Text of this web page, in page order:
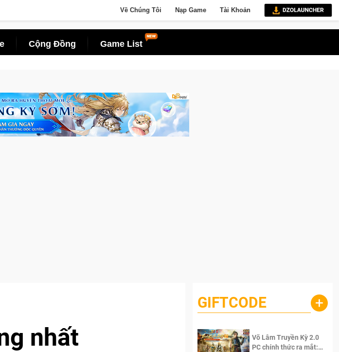
Về Chúng Tôi Nạp Game Tài Khoản
Cộng Đồng Game List
tồn lên di động với tên gọi Palworld Online
nhất
GIFTCODE +
Võ Lâm Truyền Kỳ 2.0
PC chính thức ra mắt: